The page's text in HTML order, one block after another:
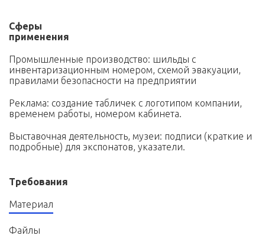
Сферы
применения
Промышленные производство: шильды с
инвентаризационным номером, схемой эвакуации,
правилами безопасности на предприятии
Реклама: создание табличек с логотипом компании,
временем работы, номером кабинета.
Выставочная деятельность, музеи: подписи (краткие и
подробные) для экспонатов, указатели.
Требования
Материал
Файлы